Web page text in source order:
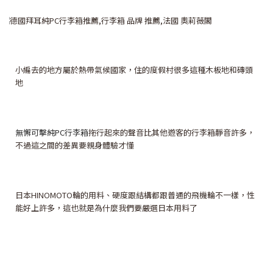
小編去的地方屬於熱帶氣候國家，住的度假村很多這種木板地和磚頭
地
無懈可擊純PC行李箱拖行起來的聲音比其他遊客的行李箱靜音許多，
不過這之間的差異要親身體驗才懂
日本HINOMOTO輪的用料、硬度跟結構都跟普通的飛機輪不一樣，性
能好上許多，這也就是為什麼我們要嚴選日本用料了